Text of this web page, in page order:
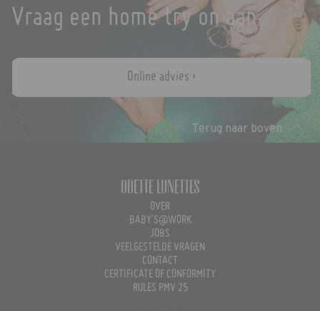
Vraag een home try on aan
Online advies ›
Terug naar boven
Odette Lunettes
OVER
BABY'S@WORK
JOBS
VEELGESTELDE VRAGEN
CONTACT
CERTIFICATE OF CONFORMITY
RULES PMV 25